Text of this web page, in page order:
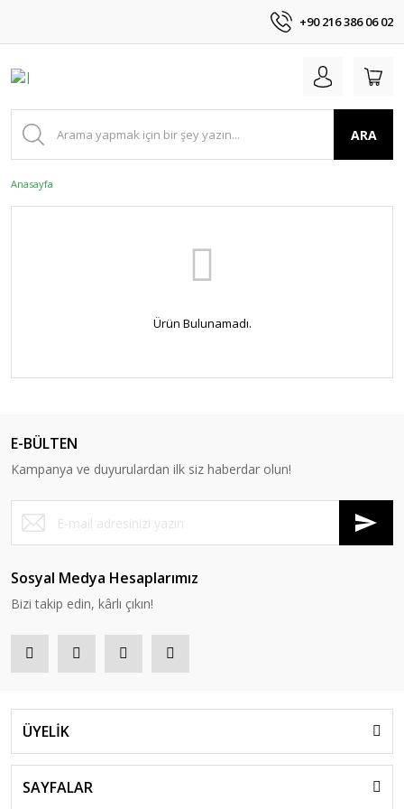
+90 216 386 06 02
ARA
Anasayfa
Ürün Bulunamadı.
E-BÜLTEN
Kampanya ve duyurulardan ilk siz haberdar olun!
Sosyal Medya Hesaplarımız
Bizi takip edin, kârlı çıkın!
ÜYELİK
SAYFALAR